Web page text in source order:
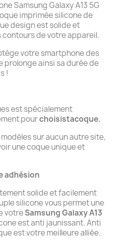
Samsung Galaxy A13 5G
imprimée silicone de
design est solide et
de votre appareil.
votre smartphone des
prolonge ainsi sa durée de
!
est spécialement
pourchoisistacoque.
sur aucun autre site,
une coque unique et
adhésion
solide et facilement
silicone vous permet une
votreSamsung Galaxy A13
est anti jaunissant. Anti
est votre meilleure alliée.